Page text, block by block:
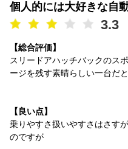
個人的には大好きな自
3.3
【総合評価】
スリードアハッチバックのス
ージを残す素晴らしい一台だ
【良い点】
乗りやすさ扱いやすさはさす
のですが